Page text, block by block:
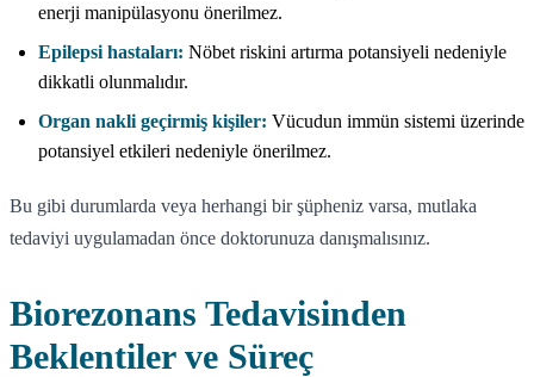
enerji manipülasyonu önerilmez.
Epilepsi hastaları: Nöbet riskini artırma potansiyeli nedeniyle
dikkatli olunmalıdır.
Organ nakli geçirmiş kişiler: Vücudun immün sistemi üzerinde
potansiyel etkileri nedeniyle önerilmez.
Bu gibi durumlarda veya herhangi bir şüpheniz varsa, mutlaka
tedaviyi uygulamadan önce doktorunuza danışmalısınız.
Biorezonans Tedavisinden
Beklentiler ve Süreç